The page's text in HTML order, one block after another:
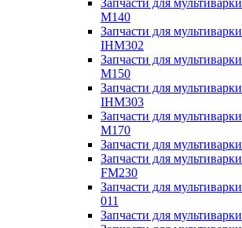
Запчасти для
M140
Запчасти для
IHM302
Запчасти для
M150
Запчасти для
IHM303
Запчасти для
M170
Запчасти для
Запчасти для
FM230
Запчасти для
011
Запчасти для